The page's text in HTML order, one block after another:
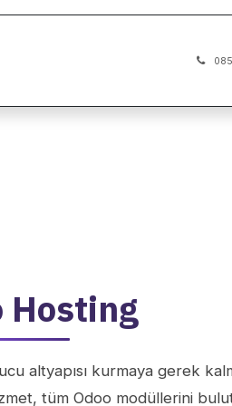
Odoo Eğitim
Hosting
altyapısı kurmaya gerek
tüm Odoo modüllerini